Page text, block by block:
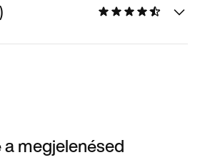
megjelenésed